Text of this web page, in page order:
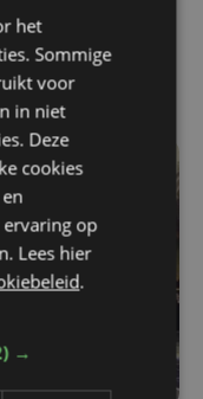
lange wachtrij
het
Sommige
voor
in niet
Deze
cookies
op
Lees hier
.
→